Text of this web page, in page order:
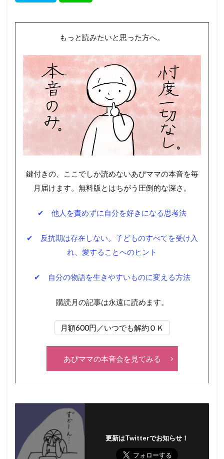
もっと読みたいと思った方へ。
鍵付きの、ここでしか読めないあぴママの本音を毎
月届けます。無料版とはちがう圧倒的な深さ。
✔ 他人を責めずに自分を好きになる思考法
✔ 反抗期は存在しない。子どものすべてを受け入
れ、愛することへのヒント
✔ 自分の物語を生きやすいものに変える方法
購読月の記事は永遠に読めます。
月額600円／いつでも解約ＯＫ
あぴママの本音会を見てみる
更新はTwitterでお知らせ！